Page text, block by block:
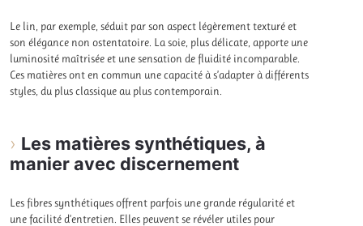
Le lin, par exemple, séduit par son aspect légèrement texturé et
son élégance non ostentatoire. La soie, plus délicate, apporte une
luminosité maîtrisée et une sensation de fluidité incomparable.
Ces matières ont en commun une capacité à s’adapter à différents
styles, du plus classique au plus contemporain.
Les matières synthétiques, à
manier avec discernement
Les fibres synthétiques offrent parfois une grande régularité et
une facilité d’entretien. Elles peuvent se révéler utiles pour